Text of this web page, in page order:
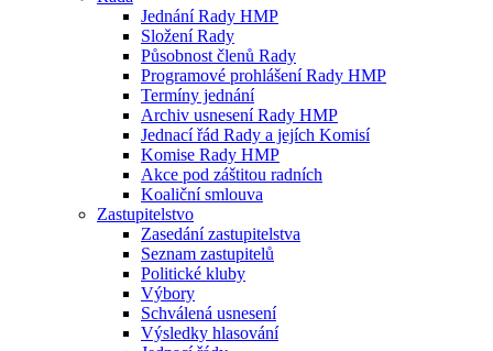
Jednání Rady HMP
Složení Rady
Působnost členů Rady
Programové prohlášení Rady HMP
Termíny jednání
Archiv usnesení Rady HMP
Jednací řád Rady a jejích Komisí
Komise Rady HMP
Akce pod záštitou radních
Koaliční smlouva
Zastupitelstvo
Zasedání zastupitelstva
Seznam zastupitelů
Politické kluby
Výbory
Schválená usnesení
Výsledky hlasování